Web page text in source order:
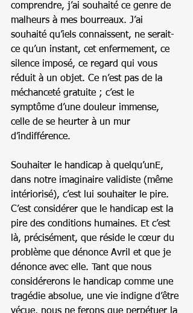
comprendre, j’ai souhaité ce genre de
malheurs à mes bourreaux. J’ai
souhaité qu’iels connaissent, ne serait-
ce qu’un instant, cet enfermement, ce
silence imposé, ce regard qui vous
réduit à un objet. Ce n’est pas de la
méchanceté gratuite ; c’est le
symptôme d’une douleur immense,
celle de se heurter à un mur
d’indifférence.
Souhaiter le handicap à quelqu’unE,
dans notre imaginaire validiste (même
intériorisé), c’est lui souhaiter le pire.
C’est considérer que le handicap est la
pire des conditions humaines. Et c’est
là, précisément, que réside le cœur du
problème que dénonce Avril et que je
dénonce avec elle. Tant que nous
considérerons le handicap comme une
tragédie absolue, une vie indigne d’être
vécue, nous ne ferons que perpétuer la